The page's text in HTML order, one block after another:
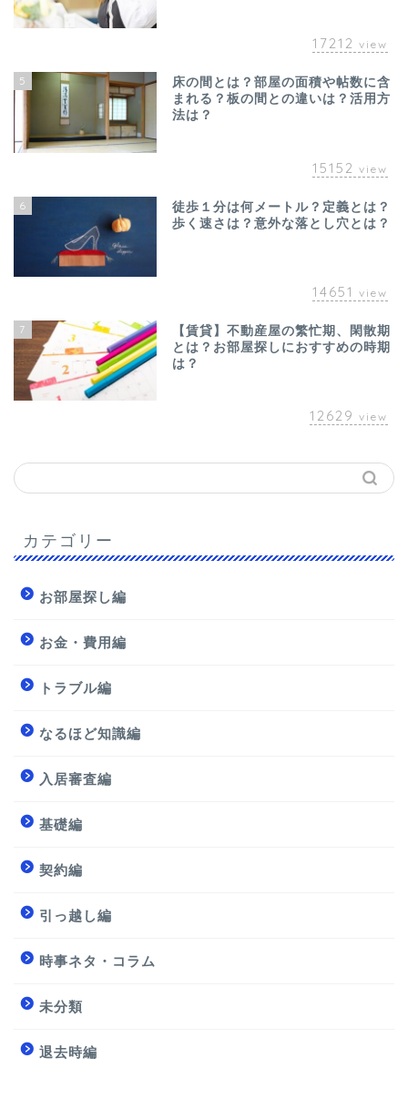
17212 view
5
床の間とは？部屋の面積や帖数に含
まれる？板の間との違いは？活用方
法は？
15152 view
6
徒歩１分は何メートル？定義とは？
歩く速さは？意外な落とし穴とは？
14651 view
7
【賃貸】不動産屋の繁忙期、閑散期
とは？お部屋探しにおすすめの時期
は？
12629 view
カテゴリー
お部屋探し編
お金・費用編
トラブル編
なるほど知識編
入居審査編
基礎編
契約編
引っ越し編
時事ネタ・コラム
未分類
退去時編